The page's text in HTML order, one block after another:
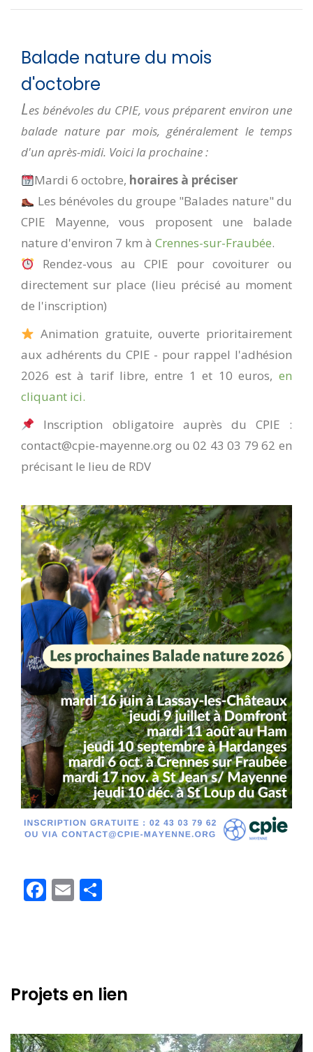
Balade nature du mois
d'octobre
Les bénévoles du CPIE, vous préparent environ une
balade nature par mois, généralement le temps
d'un après-midi. Voici la prochaine :
Mardi 6 octobre, horaires à préciser
Les bénévoles du groupe "Balades nature" du
CPIE Mayenne, vous proposent une balade
nature d'environ 7 km à Crennes-sur-Fraubée.
Rendez-vous au CPIE pour covoiturer ou
directement sur place (lieu précisé au moment
de l'inscription)
Animation gratuite, ouverte prioritairement
aux adhérents du CPIE - pour rappel l'adhésion
2026 est à tarif libre, entre 1 et 10 euros, en
cliquant ici.
Inscription obligatoire auprès du CPIE :
contact@cpie-mayenne.org ou 02 43 03 79 62 en
précisant le lieu de RDV
Facebook
Email
Projets en lien